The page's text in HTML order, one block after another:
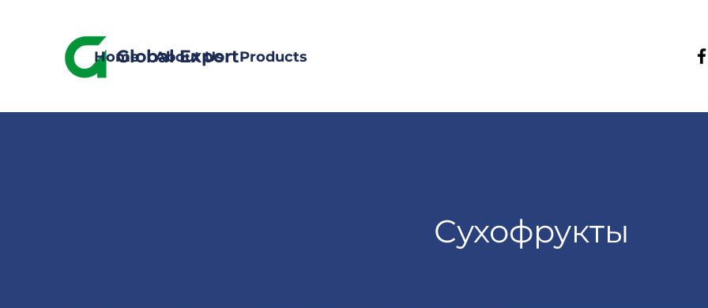
Global Export
Home About Us Products
Сухофрукты